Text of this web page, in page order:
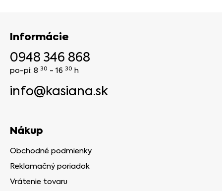
Informácie
0948 346 868
po-pi: 8 30 - 16 30 h
info@kasiana.sk
Nákup
Obchodné podmienky
Reklamačný poriadok
Vrátenie tovaru